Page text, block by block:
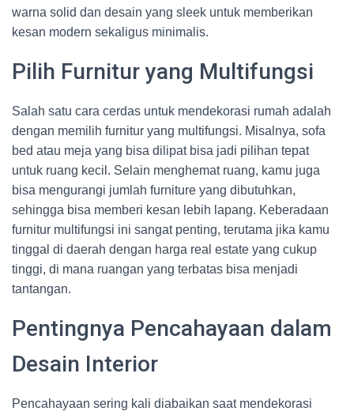
warna solid dan desain yang sleek untuk memberikan
kesan modern sekaligus minimalis.
Pilih Furnitur yang Multifungsi
Salah satu cara cerdas untuk mendekorasi rumah adalah
dengan memilih furnitur yang multifungsi. Misalnya, sofa
bed atau meja yang bisa dilipat bisa jadi pilihan tepat
untuk ruang kecil. Selain menghemat ruang, kamu juga
bisa mengurangi jumlah furniture yang dibutuhkan,
sehingga bisa memberi kesan lebih lapang. Keberadaan
furnitur multifungsi ini sangat penting, terutama jika kamu
tinggal di daerah dengan harga real estate yang cukup
tinggi, di mana ruangan yang terbatas bisa menjadi
tantangan.
Pentingnya Pencahayaan dalam
Desain Interior
Pencahayaan sering kali diabaikan saat mendekorasi